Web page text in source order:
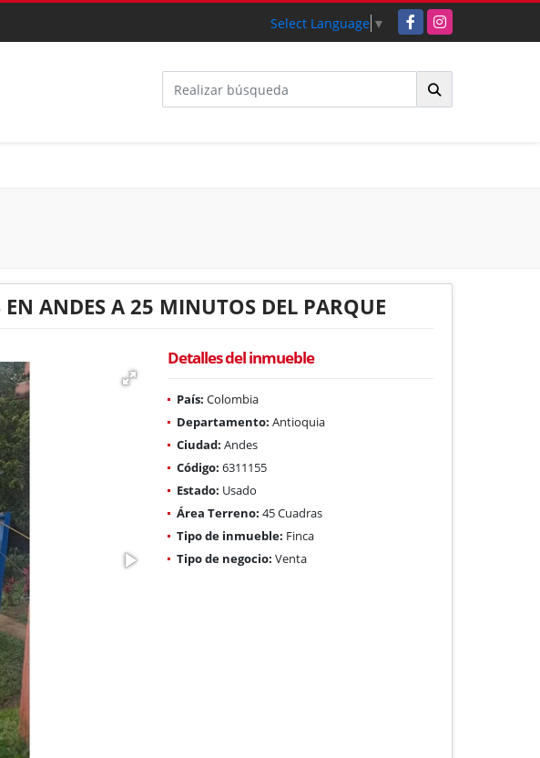
Select Language ▼ FacebookInstagram
ANDES A 25 MINUTOS DEL PARQUE
Detalles del inmueble
País: Colombia
Departamento: Antioquia
Ciudad: Andes
Código: 6311155
Estado: Usado
Área Terreno: 45 Cuadras
Tipo de inmueble: Finca
Tipo de negocio: Venta